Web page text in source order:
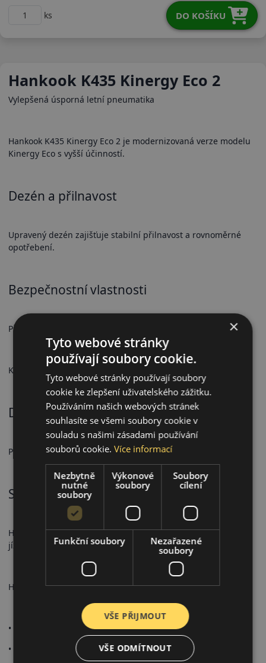
ks DO KOŠÍKU
Hankook K435 Kinergy Eco 2
Vylepšená úsporná letní pneumatika
Hankook K435 Kinergy Eco 2 je modernizovaná verze modelu
Kinergy Eco s vyšší účinností.
Dezén a přilnavost
Upravený dezén zajišťuje stabilní přilnavost a rovnoměrné
opotřebení.
Bezpečnostní vlastnosti
Předvídatelné brzdění a stabilní chování.
Komfort a hlučnost Tichý chod a vyvážený komfort.
Doporučené použití
Pro osobní automobily, každodenní letní použití.
Shrnutí
Hankook K435 Kinergy Eco 2 je ideální pro moderní úspornou
jízdu.
Hlavní výhody:
• Vylepšená efektivita
• Rovnoměrné opotřebení
×
Tyto webové stránky
používají soubory cookie.
Tyto webové stránky používají soubory
cookie ke zlepšení uživatelského zážitku.
Používáním našich webových stránek
souhlasíte se všemi soubory cookie v
souladu s našimi zásadami používání
souborů cookie.Více informací
Nezbytně
nutné
soubory
Výkonové
soubory
Soubory
cílení
Funkční soubory
Nezařazené
soubory
VŠE PŘIJMOUT
VŠE ODMÍTNOUT